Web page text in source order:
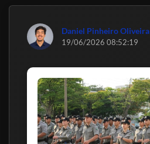
Daniel Pinheiro Oliveira
19/06/2026 08:52:19